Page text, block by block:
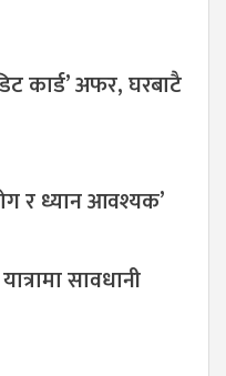
कार्ड’ अफर, घरबाटै
र ध्यान आवश्यक’
सावधानी